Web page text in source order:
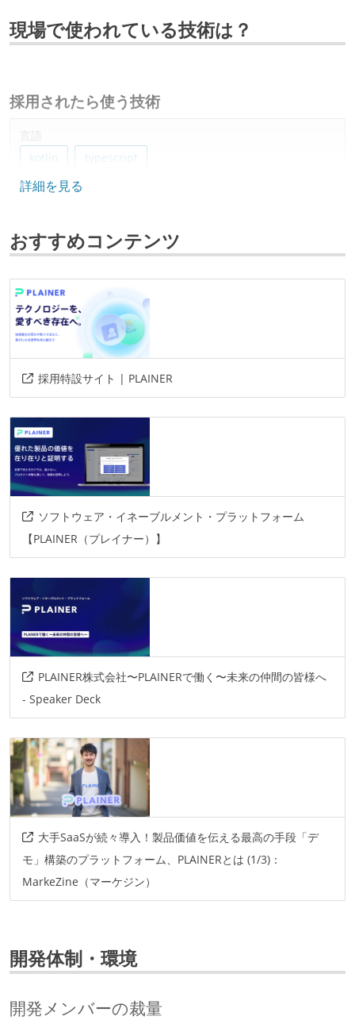
現場で使われている技術は？
採用されたら使う技術
言語
kotlin
typescript
フレームワーク
データベース
postgresql
ソースコード管理
git
プロジェクト管理
github
情報共有ツール
slack
notion
その他
ktor
sentry docker gcp
詳細を見る
おすすめコンテンツ
採用特設サイト | PLAINER
ソフトウェア・イネーブルメント・プラットフォーム
【PLAINER（プレイナー）】
PLAINER株式会社〜PLAINERで働く〜未来の仲間の皆様へ
- Speaker Deck
大手SaaSが続々導入！製品価値を伝える最高の手段「デ
モ」構築のプラットフォーム、PLAINERとは (1/3)：
MarkeZine（マーケジン）
開発体制・環境
開発メンバーの裁量